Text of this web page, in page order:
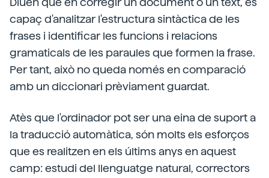
capaç d'analitzar l'estructura sintàctica de les
frases i identificar les funcions i relacions
gramaticals de les paraules que formen la frase.
Per tant, això no queda només en comparació
amb un diccionari prèviament guardat.
Atès que l'ordinador pot ser una eina de suport a
la traducció automàtica, són molts els esforços
que es realitzen en els últims anys en aquest
camp: estudi del llenguatge natural, correctors